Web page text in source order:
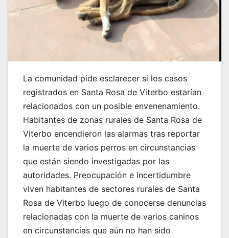
La comunidad pide esclarecer si los casos
registrados en Santa Rosa de Viterbo estarían
relacionados con un posible envenenamiento.
Habitantes de zonas rurales de Santa Rosa de
Viterbo encendieron las alarmas tras reportar
la muerte de varios perros en circunstancias
que están siendo investigadas por las
autoridades. Preocupación e incertidumbre
viven habitantes de sectores rurales de Santa
Rosa de Viterbo luego de conocerse denuncias
relacionadas con la muerte de varios caninos
en circunstancias que aún no han sido